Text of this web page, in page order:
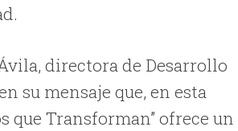
directora de Desarrollo
su mensaje que, en esta
que Transforman” ofrece un